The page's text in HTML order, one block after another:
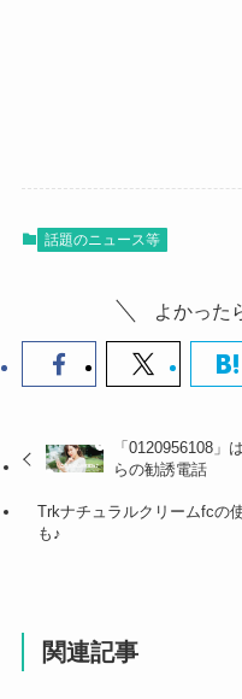
話題のニュース等
よかった
「0120956108」
らの勧誘電話
Trkナチュラルクリームfcの
も♪
関連記事